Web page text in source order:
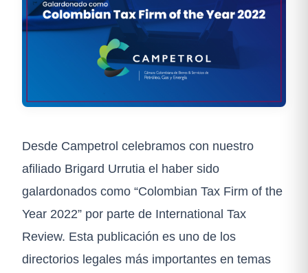
Desde Campetrol celebramos con nuestro
afiliado Brigard Urrutia el haber sido
galardonados como “Colombian Tax Firm of the
Year 2022” por parte de International Tax
Review. Esta publicación es uno de los
directorios legales más importantes en temas